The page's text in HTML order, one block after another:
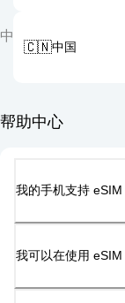
中
🇨🇳中国
帮助中心
我的手机支持 eSIM
我可以在使用